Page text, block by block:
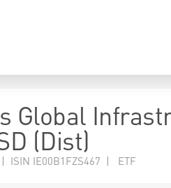
Global
(Dist)
ISIN IE00B1FZS467 | ETF